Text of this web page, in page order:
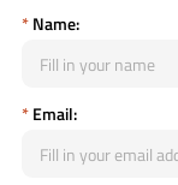
*Name:
*Email: